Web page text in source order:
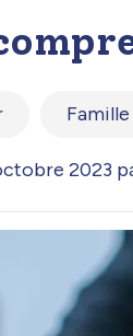
Famille
2023